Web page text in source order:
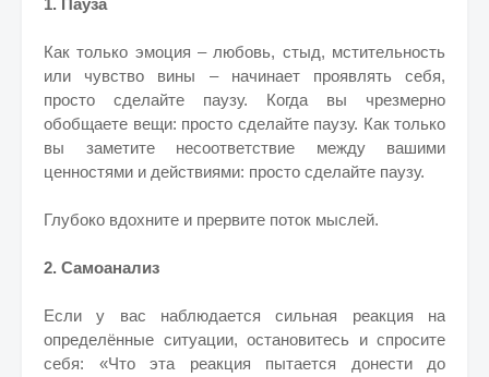
1. Пауза
Как только эмоция – любовь, стыд, мстительность
или чувство вины – начинает проявлять себя,
просто сделайте паузу. Когда вы чрезмерно
обобщаете вещи: просто сделайте паузу. Как только
вы заметите несоответствие между вашими
ценностями и действиями: просто сделайте паузу.
Глубоко вдохните и прервите поток мыслей.
2. Самоанализ
Если у вас наблюдается сильная реакция на
определённые ситуации, остановитесь и спросите
себя: «Что эта реакция пытается донести до